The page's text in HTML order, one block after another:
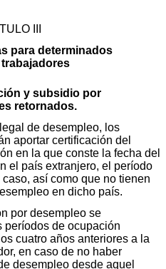
III
para determinados
y subsidio por
retornados.
de desempleo, los
aportar certificación del
en la que conste la fecha del
el país extranjero, el período
así como que no tienen
en dicho país.
por desempleo se
períodos de ocupación
cuatro años anteriores a la
en caso de no haber
desempleo desde aquel